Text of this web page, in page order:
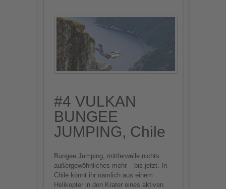
#4 VULKAN
BUNGEE
JUMPING, Chile
Bungee Jumping, mittlerweile nichts
außergewöhnliches mehr – bis jetzt. In
Chile könnt ihr nämlich aus einem
Helikopter in den Krater eines aktiven